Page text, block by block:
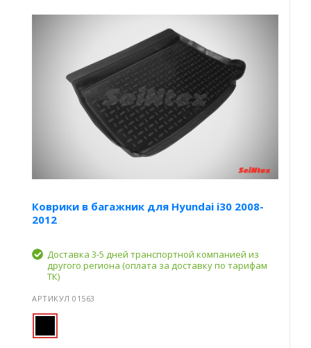
Коврики в багажник для Hyundai i30 2008-
2012
Доставка 3-5 дней транспортной компанией из
другого региона (оплата за доставку по тарифам
ТК)
АРТИКУЛ 01563